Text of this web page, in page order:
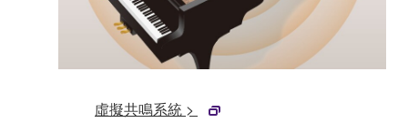
虛擬共鳴系統 >